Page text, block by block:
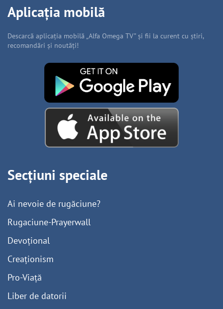
Aplicația mobilă
Descarcă aplicația mobilă „Alfa Omega TV” și fii la curent cu știri,
recomandări și noutăți!
Secțiuni speciale
Ai nevoie de rugăciune?
Rugaciune-Prayerwall
Devoțional
Creaționism
Pro-Viață
Liber de datorii